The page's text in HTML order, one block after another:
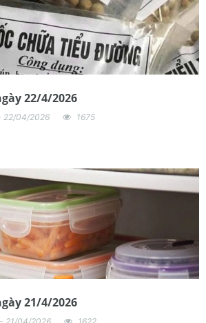
22/4/2026
22/04/2026 1675
21/4/2026